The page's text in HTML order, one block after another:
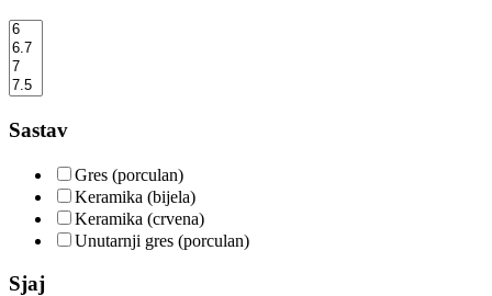
Sastav
Gres (porculan)
Keramika (bijela)
Keramika (crvena)
Unutarnji gres (porculan)
Sjaj